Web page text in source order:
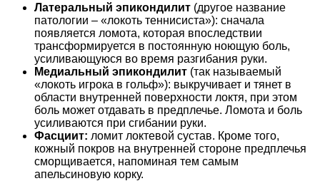
Латеральный эпикондилит (другое название
патологии – «локоть теннисиста»): сначала
появляется ломота, которая впоследствии
трансформируется в постоянную ноющую боль,
усиливающуюся во время разгибания руки.
Медиальный эпикондилит (так называемый
«локоть игрока в гольф»): выкручивает и тянет в
области внутренней поверхности локтя, при этом
боль может отдавать в предплечье. Ломота и боль
усиливаются при сгибании руки.
Фасциит: ломит локтевой сустав. Кроме того,
кожный покров на внутренней стороне предплечья
сморщивается, напоминая тем самым
апельсиновую корку.